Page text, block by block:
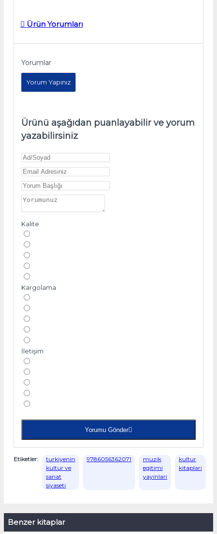
Ürün Yorumları
Yorumlar
Yorum Yapınız
Ürünü aşağıdan puanlayabilir ve yorum
yazabilirsiniz
Kalite
Kargolama
İletişim
Yorumu Gönder
Etiketler:
turkiyenin
kultur ve
sanat
siyaseti
9786056362071
muzik
egitimi
yayinlari
kultur
kitaplari
Benzer kitaplar